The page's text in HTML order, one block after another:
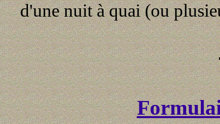
d'une nuit à quai (ou